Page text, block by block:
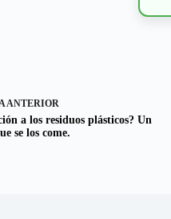
ANTERIOR
a los residuos plásticos? Un
se los come.